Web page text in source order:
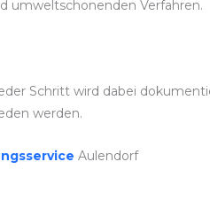
umweltschonenden Verfahren.
Schritt wird dabei
werden.
Aulendorf